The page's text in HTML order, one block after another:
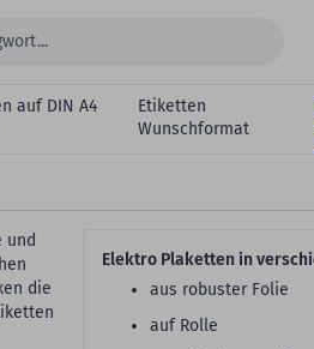
auf DIN A4
Etiketten
Wunschformat
und
die
Elektro Plaketten in
aus robuster Folie
auf Rolle